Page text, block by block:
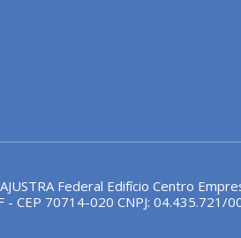
Federal Edifício Centro
- CEP 70714-020 CNPJ: 04.435.721/